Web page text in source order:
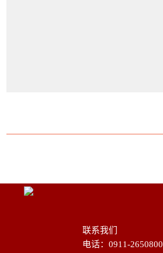
联系我们
电话：0911-2650800